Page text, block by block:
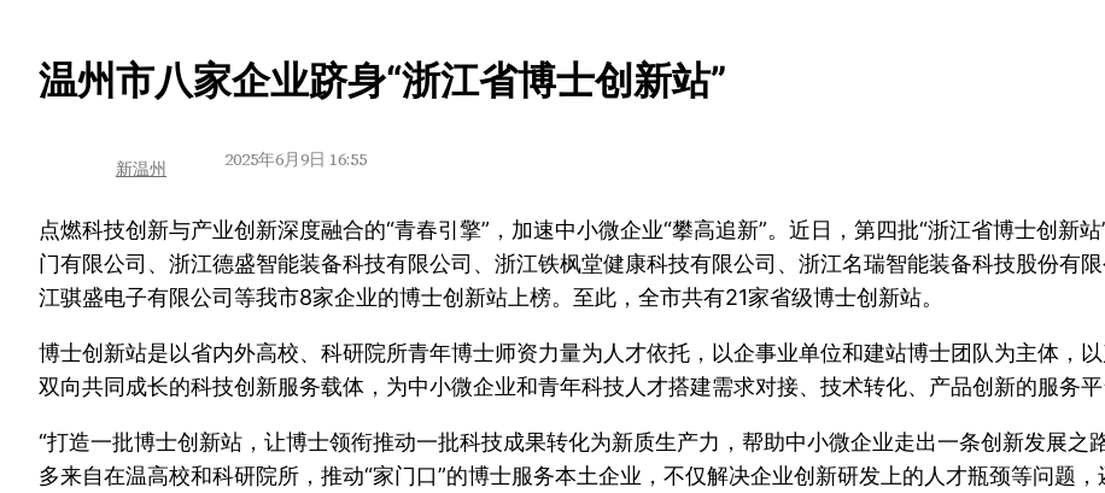
温州市八家企业跻身“浙江省博士创新站”
新温州 2025年6月9日 16:55
点燃科技创新与产业创新深度融合的“青春引擎”，加速中小微企业“攀高追新”。近日，第四批“浙江省博士创新
门有限公司、浙江德盛智能装备科技有限公司、浙江铁枫堂健康科技有限公司、浙江名瑞智能装备科技股份有
江骐盛电子有限公司等我市8家企业的博士创新站上榜。至此，全市共有21家省级博士创新站。
博士创新站是以省内外高校、科研院所青年博士师资力量为人才依托，以企事业单位和建站博士团队为主体，
双向共同成长的科技创新服务载体，为中小微企业和青年科技人才搭建需求对接、技术转化、产品创新的服务平
“打造一批博士创新站，让博士领衔推动一批科技成果转化为新质生产力，帮助中小微企业走出一条创新发展之
多来自在温高校和科研院所，推动“家门口”的博士服务本土企业，不仅解决企业创新研发上的人才瓶颈等问题